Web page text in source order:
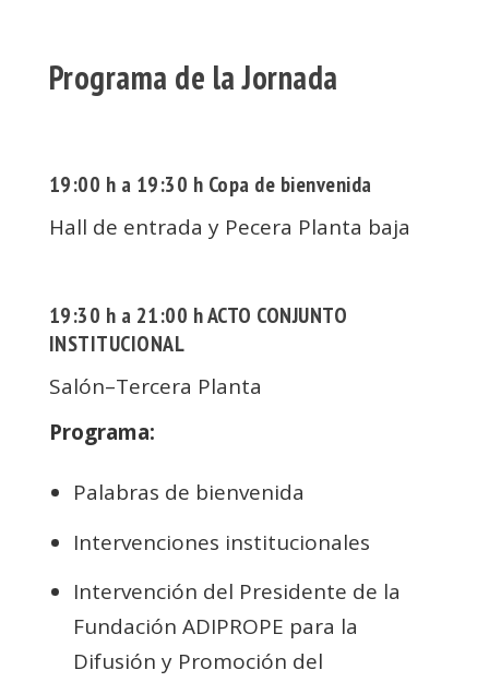
Programa de la Jornada
19:00 h a 19:30 h Copa de bienvenida
Hall de entrada y Pecera Planta baja
19:30 h a 21:00 h ACTO CONJUNTO
INSTITUCIONAL
Salón–Tercera Planta
Programa:
Palabras de bienvenida
Intervenciones institucionales
Intervención del Presidente de la
Fundación ADIPROPE para la
Difusión y Promoción del